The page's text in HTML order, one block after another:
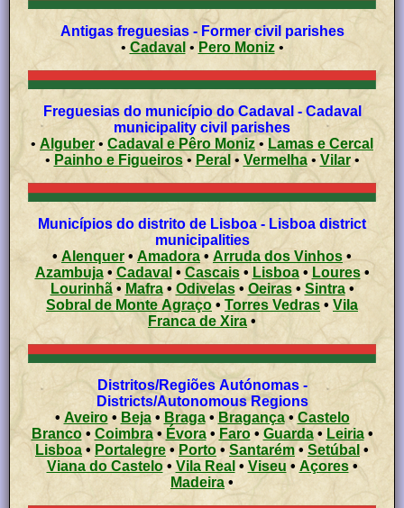
Antigas freguesias - Former civil parishes
• Cadaval • Pero Moniz•
Freguesias do município do Cadaval - Cadaval
municipality civil parishes
• Alguber•Cadaval e Pêro Moniz • Lamas e Cercal
• Painho e Figueiros• Peral •Vermelha• Vilar•
Municípios do distrito de Lisboa - Lisboa district
municipalities
• Alenquer • Amadora • Arruda dos Vinhos •
Azambuja• Cadaval • Cascais• Lisboa• Loures•
Lourinhã• Mafra• Odivelas• Oeiras• Sintra•
Sobral de Monte Agraço • Torres Vedras • Vila
Franca de Xira •
Distritos/Regiões Autónomas -
Districts/Autonomous Regions
• Aveiro• Beja• Braga• Bragança•Castelo
Branco• Coimbra• Évora• Faro• Guarda• Leiria•
Lisboa • Portalegre• Porto • Santarém• Setúbal •
Viana do Castelo• Vila Real • Viseu • Açores •
Madeira •